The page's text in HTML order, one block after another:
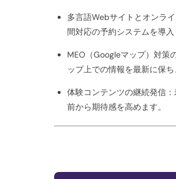
多言語Webサイトとオンラ
間対応の予約システムを導
MEO（Googleマップ）対策
ップ上での情報を最新に保
体験コンテンツの継続発信
前から期待感を高めます。